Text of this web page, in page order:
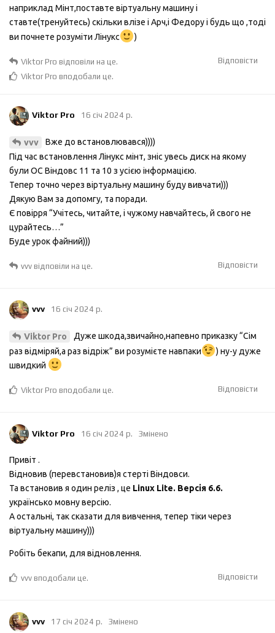
наприклад Мінт,поставте віртуальну машину і
ставте(тренуйтесь) скільки влізе і Арч,і Федору і будь що ,тоді
ви почнете розуміти Лінукс
)
Відповісти
Viktor Pro відповіли на це.
Viktor Pro вподобали це.
Viktor Pro 16 січ 2024 р.
vvv
Вже до встановлювався))))
Під час встановлення Лінукс мінт, зніс увесь диск на якому
були ОС Віндовс 11 та 10 з усією інформацією.
Тепер точно через віртуальну машину буду вивчати)))
Дякую Вам за допомгу, та поради.
Є повірря “Учітесь, читайте, і чужому навчайтесь, й свого не
цурайтесь…”
Буде урок файний)))
Відповісти
vvv відповіли на це.
vvv 16 січ 2024 р.
Viktor Pro
Дуже шкода,звичайно,напевно приказку “Сім
раз відміряй,а раз відріж” ви розумієте навпаки
) ну-у дуже
швидкий
Відповісти
Viktor Pro вподобали це.
Viktor Pro 16 січ 2024 р. Змінено
Привіт .
Відновив (перевстановив)я стерті Віндовси.
Та встановив я один реліз , це Linux Lite. Версія 6.6.
українсько мовну версію.
А остальні, так сказати для вивчення, тепер тіки через
віртуальну машину)))
Робіть бекапи, для відновлення.
Відповісти
vvv вподобали це.
vvv 17 січ 2024 р. Змінено